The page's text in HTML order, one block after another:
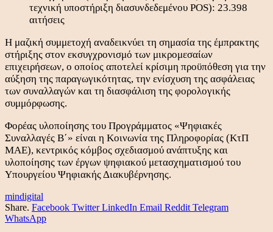
τεχνική υποστήριξη διασυνδεδεμένου POS): 23.398
αιτήσεις
Η μαζική συμμετοχή αναδεικνύει τη σημασία της έμπρακτης
στήριξης στον εκσυγχρονισμό των μικρομεσαίων
επιχειρήσεων, ο οποίος αποτελεί κρίσιμη προϋπόθεση για την
αύξηση της παραγωγικότητας, την ενίσχυση της ασφάλειας
των συναλλαγών και τη διασφάλιση της φορολογικής
συμμόρφωσης.
Φορέας υλοποίησης του Προγράμματος «Ψηφιακές
Συναλλαγές Β΄» είναι η Κοινωνία της Πληροφορίας (ΚτΠ
ΜΑΕ), κεντρικός κόμβος σχεδιασμού ανάπτυξης και
υλοποίησης των έργων ψηφιακού μετασχηματισμού του
Υπουργείου Ψηφιακής Διακυβέρνησης.
mindigital
Share. Facebook Twitter LinkedIn Email Reddit Telegram
WhatsApp